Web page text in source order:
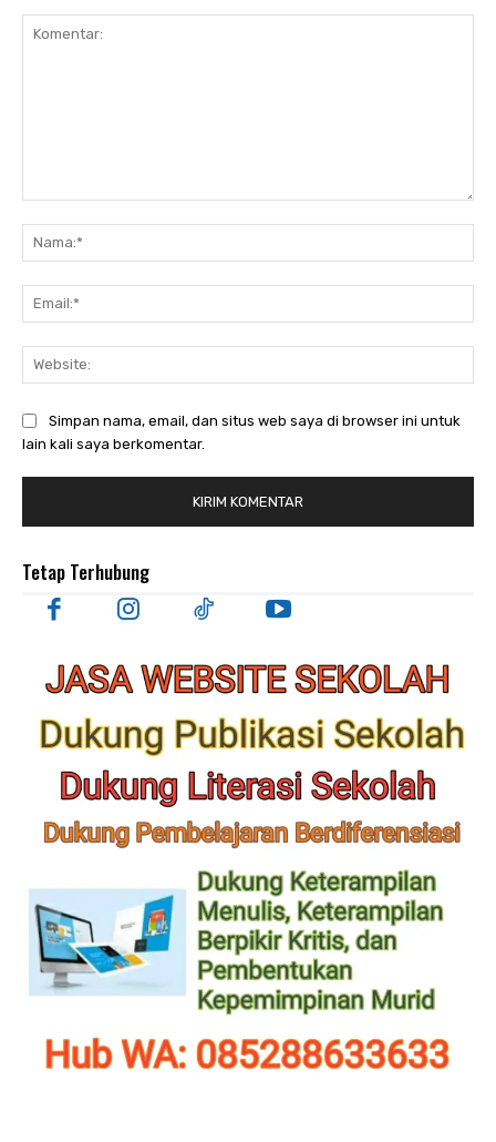
Simpan nama, email, dan situs web saya di browser ini untuk
lain kali saya berkomentar.
Tetap Terhubung